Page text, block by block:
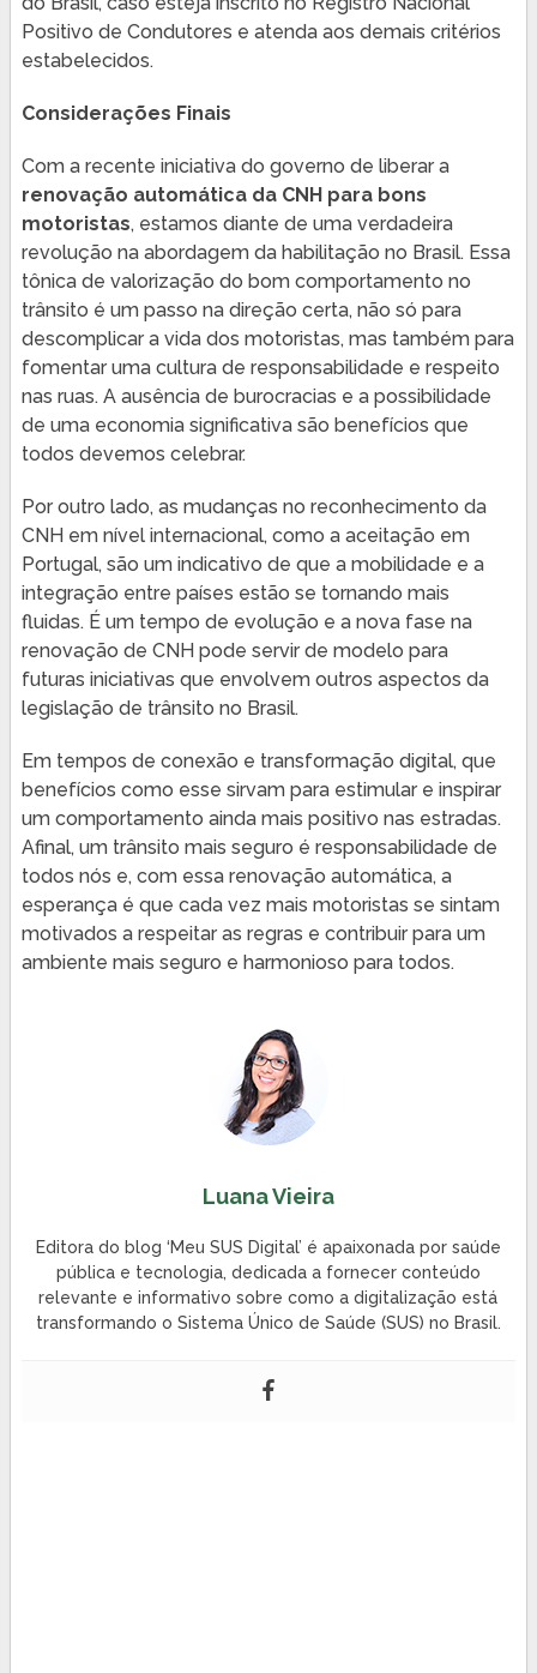
Positivo de Condutores e atenda aos demais critérios
estabelecidos.
Considerações Finais
Com a recente iniciativa do governo de liberar a
renovação automática da CNH para bons
motoristas, estamos diante de uma verdadeira
revolução na abordagem da habilitação no Brasil. Essa
tônica de valorização do bom comportamento no
trânsito é um passo na direção certa, não só para
descomplicar a vida dos motoristas, mas também para
fomentar uma cultura de responsabilidade e respeito
nas ruas. A ausência de burocracias e a possibilidade
de uma economia significativa são benefícios que
todos devemos celebrar.
Por outro lado, as mudanças no reconhecimento da
CNH em nível internacional, como a aceitação em
Portugal, são um indicativo de que a mobilidade e a
integração entre países estão se tornando mais
fluidas. É um tempo de evolução e a nova fase na
renovação de CNH pode servir de modelo para
futuras iniciativas que envolvem outros aspectos da
legislação de trânsito no Brasil.
Em tempos de conexão e transformação digital, que
benefícios como esse sirvam para estimular e inspirar
um comportamento ainda mais positivo nas estradas.
Afinal, um trânsito mais seguro é responsabilidade de
todos nós e, com essa renovação automática, a
esperança é que cada vez mais motoristas se sintam
motivados a respeitar as regras e contribuir para um
ambiente mais seguro e harmonioso para todos.
Luana Vieira
Editora do blog ‘Meu SUS Digital’ é apaixonada por saúde
pública e tecnologia, dedicada a fornecer conteúdo
relevante e informativo sobre como a digitalização está
transformando o Sistema Único de Saúde (SUS) no Brasil.